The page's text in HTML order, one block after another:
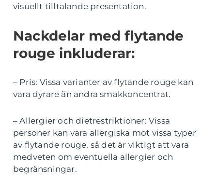
visuellt tilltalande presentation.
Nackdelar med flytande
rouge inkluderar:
– Pris: Vissa varianter av flytande rouge kan
vara dyrare än andra smakkoncentrat.
– Allergier och dietrestriktioner: Vissa
personer kan vara allergiska mot vissa typer
av flytande rouge, så det är viktigt att vara
medveten om eventuella allergier och
begränsningar.